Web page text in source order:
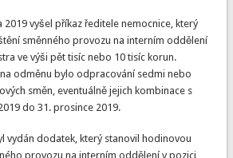
2019 vyšel příkaz ředitele nemocnice, který
směnného provozu na interním oddělení
ve výši pět tisíc nebo 10 tisíc korun.
odměnu bylo odpracování sedmi nebo
směn, eventuálně jejich kombinace s
do 31. prosince 2019.
vydán dodatek, který stanovil hodinovou
provozu na interním oddělení v pozici